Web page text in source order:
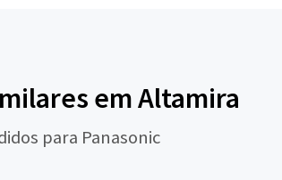
em Altamira
para Panasonic